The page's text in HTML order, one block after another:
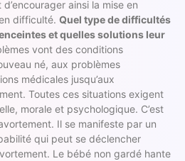
ainsi la mise en
difficulté. Quel type de difficultés
et quelles solutions leur
vont des conditions
né, aux problèmes
médicales jusqu’aux
Toutes ces situations exigent
morale et psychologique. C’est
Il se manifeste par un
qui peut se déclencher
Le bébé non gardé hante